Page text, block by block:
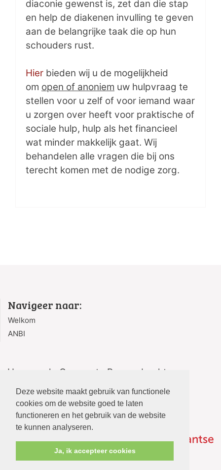
Deze website maakt gebruik van functionele
cookies om de website goed te laten
functioneren en het gebruik van de website
te kunnen analyseren.
Ja, ik accepteer cookies
diaconie gewenst is, zet dan die stap
en help de diakenen invulling te geven
aan de belangrijke taak die op hun
schouders rust.
Hier bieden wij u de mogelijkheid
om open of anoniem uw hulpvraag te
stellen voor u zelf of voor iemand waar
u zorgen over heeft voor praktische of
sociale hulp, hulp als het financieel
wat minder makkelijk gaat. Wij
behandelen alle vragen die bij ons
terecht komen met de nodige zorg.
Navigeer naar:
Welkom
ANBI
Hervormde Gemeente Bergambacht
Kerksingel 2
2861 AG Bergambacht